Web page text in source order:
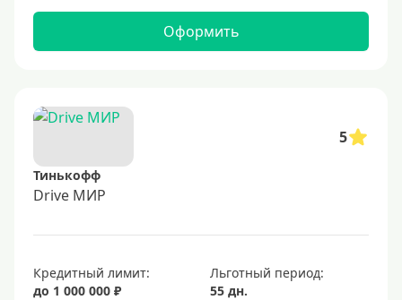
Оформить
5
Тинькофф
Drive МИР
Кредитный лимит:
до 1 000 000 ₽
Льготный период:
55 дн.